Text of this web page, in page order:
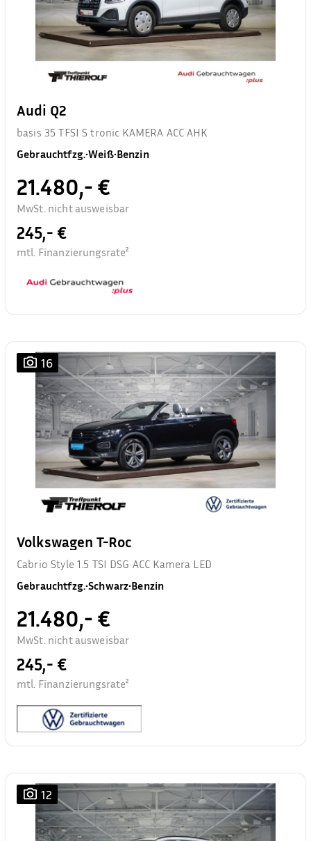
Audi Q2
basis 35 TFSI S tronic KAMERA ACC AHK
Gebrauchtfzg.•Weiß•Benzin
21.480,- €
MwSt. nicht ausweisbar
245,- €
mtl. Finanzierungsrate²
16
Volkswagen T-Roc
Cabrio Style 1.5 TSI DSG ACC Kamera LED
Gebrauchtfzg.•Schwarz•Benzin
21.480,- €
MwSt. nicht ausweisbar
245,- €
mtl. Finanzierungsrate²
12